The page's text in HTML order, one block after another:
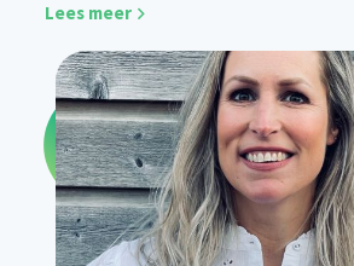
Lees meer